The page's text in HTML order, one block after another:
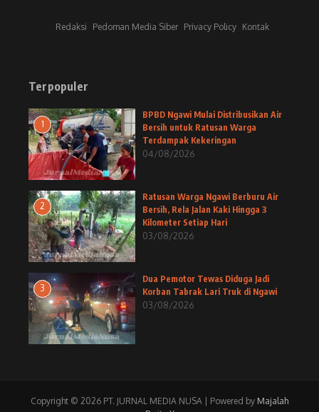
Redaksi Pedoman Media Siber Privacy Policy Kontak
Terpopuler
1
BPBD Ngawi Mulai Distribusikan Air
Bersih untuk Ratusan Warga
Terdampak Kekeringan
04/08/2026
2
Ratusan Warga Ngawi Berburu Air
Bersih, Rela Jalan Kaki Hingga 3
Kilometer Setiap Hari
03/08/2026
3
Dua Pemotor Tewas Diduga Jadi
Korban Tabrak Lari Truk di Ngawi
03/08/2026
Copyright © 2026 PT. JURNAL MEDIA NUSA | Powered by Majalah